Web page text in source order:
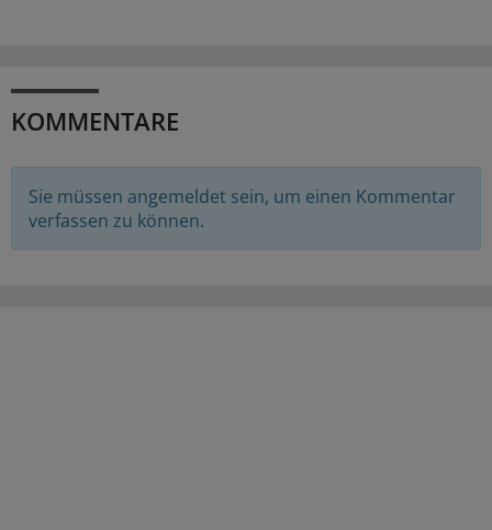
KOMMENTARE
Sie müssen angemeldet sein, um einen Kommentar
verfassen zu können.